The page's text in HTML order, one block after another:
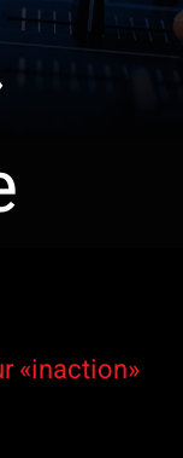
«inaction»